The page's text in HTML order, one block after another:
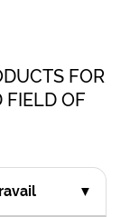
FOR
FIELD OF
▼